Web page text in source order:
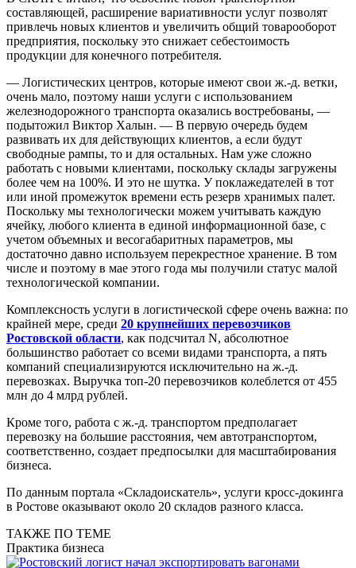
составляющей, расширение вариативности услуг позволят
привлечь новых клиентов и увеличить общий товарооборот
предприятия, поскольку это снижает себестоимость
продукции для конечного потребителя.
— Логистических центров, которые имеют свои ж.-д. ветки,
очень мало, поэтому наши услуги с использованием
железнодорожного транспорта оказались востребованы, —
подытожил Виктор Халын. — В первую очередь будем
развивать их для действующих клиентов, а если будут
свободные рампы, то и для остальных. Нам уже сложно
работать с новыми клиентами, поскольку склады загружены
более чем на 100%. И это не шутка. У поклажедателей в тот
или иной промежуток времени есть резерв хранимых палет.
Поскольку мы технологически можем учитывать каждую
ячейку, любого клиента в единой информационной базе, с
учетом объемных и весогабаритных параметров, мы
достаточно давно используем перекрестное хранение. В том
числе и поэтому в мае этого года мы получили статус малой
технологической компании.
Комплексность услуги в логистической сфере очень важна: по
крайней мере, среди 20 крупнейших перевозчиков
Ростовской области, как подсчитал N, абсолютное
большинство работает со всеми видами транспорта, а пять
компаний специализируются исключительно на ж.-д.
перевозках. Выручка топ-20 перевозчиков колеблется от 455
млн до 4 млрд рублей.
Кроме того, работа с ж.-д. транспортом предполагает
перевозку на большие расстояния, чем автотранспортом,
соответственно, создает предпосылки для масштабирования
бизнеса.
По данным портала «Складоискатель», услуги кросс-докинга
в Ростове оказывают около 20 складов разного класса.
ТАКЖЕ ПО ТЕМЕ
Практика бизнеса